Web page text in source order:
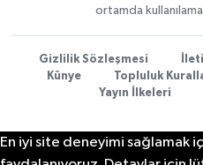
ortamda
Gizlilik Sözleşmesi
Künye
Topluluk
Yayın İlkeleri
En iyi site deneyimi sağlamak